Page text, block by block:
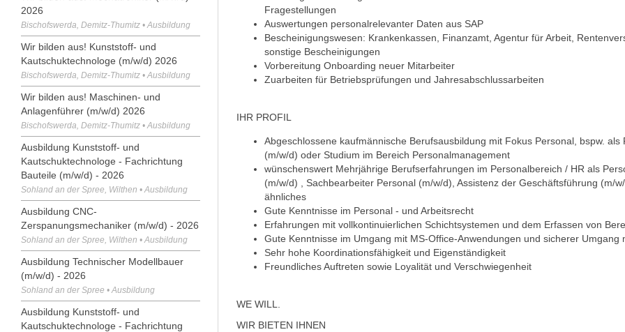
2026
Bischofswerda, Demitz-Thumitz • Ausbildung
Wir bilden aus! Kunststoff- und
Kautschuktechnologe (m/w/d) 2026
Bischofswerda, Demitz-Thumitz • Ausbildung
Wir bilden aus! Maschinen- und
Anlagenführer (m/w/d) 2026
Bischofswerda, Demitz-Thumitz • Ausbildung
Ausbildung Kunststoff- und
Kautschuktechnologe - Fachrichtung
Bauteile (m/w/d) - 2026
Sohland an der Spree, Wilthen • Ausbildung
Ausbildung CNC-
Zerspanungsmechaniker (m/w/d) - 2026
Sohland an der Spree, Wilthen • Ausbildung
Ausbildung Technischer Modellbauer
(m/w/d) - 2026
Sohland an der Spree • Ausbildung
Ausbildung Kunststoff- und
Kautschuktechnologe - Fachrichtung
Fragestellungen
Auswertungen personalrelevanter Daten aus SAP
Bescheinigungswesen: Krankenkassen, Finanzamt, Agentur für Arbeit,
sonstige Bescheinigungen
Vorbereitung Onboarding neuer Mitarbeiter
Zuarbeiten für Betriebsprüfungen und Jahresabschlussarbeiten
IHR PROFIL
Abgeschlossene kaufmännische Berufsausbildung mit Fokus Personal, bspw. als
(m/w/d) oder Studium im Bereich Personalmanagement
wünschenswert Mehrjährige Berufserfahrungen im Personalbereich / HR als
(m/w/d) , Sachbearbeiter Personal (m/w/d), Assistenz der Geschäftsführung (m/
ähnliches
Gute Kenntnisse im Personal - und Arbeitsrecht
Erfahrungen mit vollkontinuierlichen Schichtsystemen und dem Erfassen von
Gute Kenntnisse im Umgang mit MS-Office-Anwendungen und sicherer Umgang
Sehr hohe Koordinationsfähigkeit und Eigenständigkeit
Freundliches Auftreten sowie Loyalität und Verschwiegenheit
WE WILL.
WIR BIETEN IHNEN